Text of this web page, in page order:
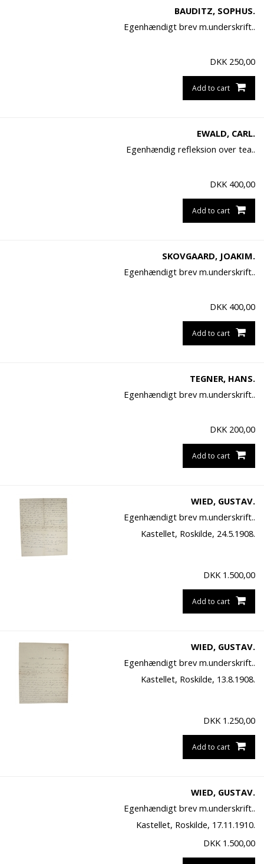
BAUDITZ, SOPHUS.
Egenhændigt brev m.underskrift..
DKK 250,00
Add to cart
EWALD, CARL.
Egenhændig refleksion over tea..
DKK 400,00
Add to cart
SKOVGAARD, JOAKIM.
Egenhændigt brev m.underskrift..
DKK 400,00
Add to cart
TEGNER, HANS.
Egenhændigt brev m.underskrift..
DKK 200,00
Add to cart
WIED, GUSTAV.
Egenhændigt brev m.underskrift..
Kastellet, Roskilde, 24.5.1908.
DKK 1.500,00
Add to cart
WIED, GUSTAV.
Egenhændigt brev m.underskrift..
Kastellet, Roskilde, 13.8.1908.
DKK 1.250,00
Add to cart
WIED, GUSTAV.
Egenhændigt brev m.underskrift..
Kastellet, Roskilde, 17.11.1910.
DKK 1.500,00